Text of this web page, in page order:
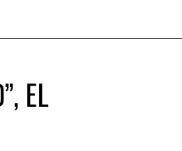
EL